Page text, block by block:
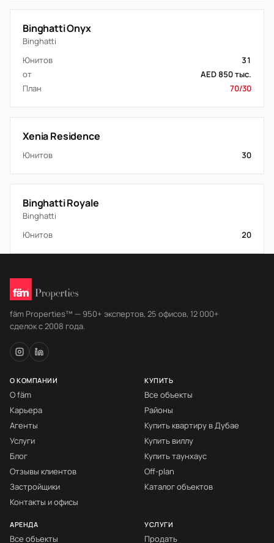
Binghatti Onyx
Binghatti
Юнитов
31
от
AED 850 тыс.
План
70/30
Xenia Residence
Юнитов 30
Binghatti Royale
Binghatti
Юнитов
20
fäm Properties™ — 950+ экспертов, 25 офисов, 12 000+
сделок с 2008 года.
О КОМПАНИИ
О fäm
Карьера
Агенты
Услуги
Блог
Отзывы клиентов
Застройщики
Контакты и офисы
КУПИТЬ
Все объекты
Районы
Купить квартиру в Дубае
Купить виллу
Купить таунхаус
Off-plan
Каталог объектов
АРЕНДА
Все объекты
УСЛУГИ
Продать